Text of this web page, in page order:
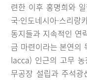
련한 이후 홍명희와
국·인도네시아·스리
동지들과 지속적인 연
금 마련이라는 본연의
lacca) 인근의 고무
무공장 설립과 주석